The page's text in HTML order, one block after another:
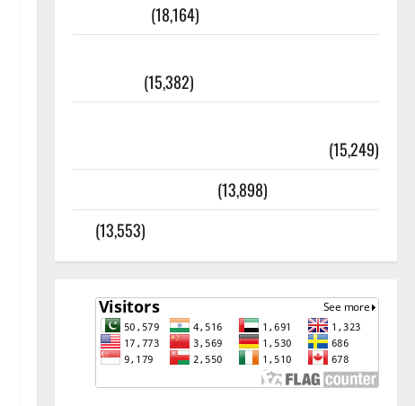
(18,164)
(15,382)
(15,249)
(13,898)
(13,553)